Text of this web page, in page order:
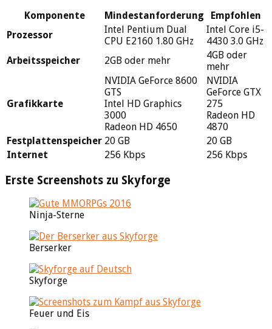
Komponente Mindestanforderung
Empfohlen
Prozessor
Intel Pentium Dual
CPU E2160 1.80 GHz
Intel Core i5-
4430 3.0 GHz
Arbeitsspeicher
2GB oder mehr
4GB oder
mehr
Grafikkarte
NVIDIA GeForce 8600
GTS
Intel HD Graphics
3000
Radeon HD 4650
NVIDIA
GeForce GTX
275
Radeon HD
4870
Festplattenspeicher 20 GB
20 GB
Internet
256 Kbps 256 Kbps
Erste Screenshots zu Skyforge
Ninja-Sterne
Berserker
Skyforge
Feuer und Eis